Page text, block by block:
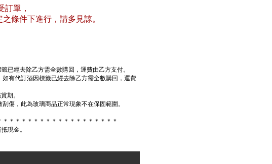
單，
條件下進行，請多見諒。
已經去除乙方需全數購回，運費由乙方支付。
有代訂酒因標籤已經去除乙方需全數購回，運費
期。
傷，此為玻璃商品正常現象不在保固範圍。
＊＊＊＊＊＊＊＊＊＊＊＊＊＊＊＊＊＊
現金。